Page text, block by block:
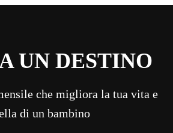
UN DESTINO
che migliora la tua vita e
di un bambino